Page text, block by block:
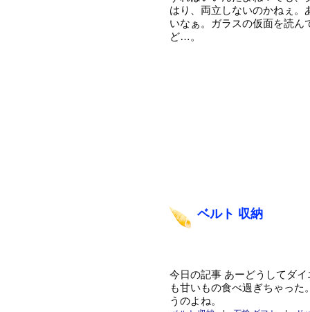
はり、両立しないのかねぇ。
いなぁ。ガラスの仮面を読ん
ど…。
ベルト 収納
今日の記事 あーどうしてダ
も甘いもの食べ過ぎちゃっ
うのよね。